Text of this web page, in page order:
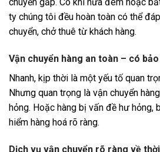
chuyển gấp. Có khi nửa đêm hoặc
ty chúng tôi đều hoàn toàn có thể
chuyển, chở thuê từ khách hàng.
Vận chuyển hàng an toàn – có
Nhanh, kịp thời là một yếu tố quan
Nhưng quan trọng là vận chuyển
hỏng. Hoặc hàng bị vấn đề hư
hiểm hàng hoá rõ ràng.
Dịch vụ vận chuyển rõ ràng về